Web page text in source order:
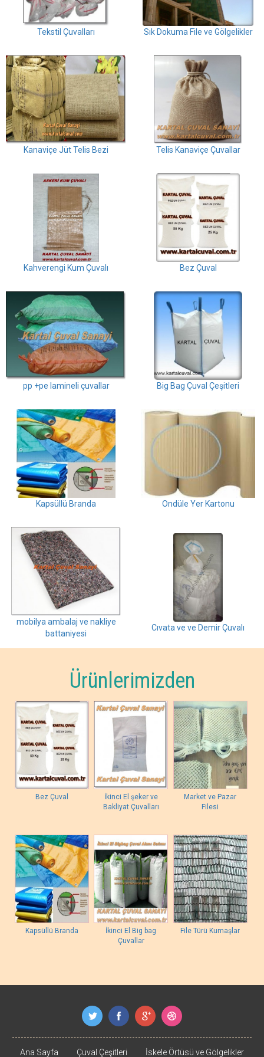
Tekstil Çuvalları Sık Dokuma File ve Gölgelikler
Kanaviçe Jüt Telis Bezi Telis Kanaviçe Çuvallar
Kahverengi Kum Çuvalı Bez Çuval
pp +pe lamineli çuvallar Big Bag Çuval Çeşitleri
Kapsüllü Branda Ondüle Yer Kartonu
mobilya ambalaj ve nakliye
battaniyesi
Cıvata ve ve Demir Çuvalı
Ürünlerimizden
Bez Çuval
İkinci El şeker ve
Bakliyat Çuvalları
Market ve Pazar
Filesi
Kapsüllü Branda
İkinci El Big bag
Çuvallar
File Türü Kumaşlar
Ana Sayfa Çuval Çeşitleri İskele Örtüsü ve Gölgelikler